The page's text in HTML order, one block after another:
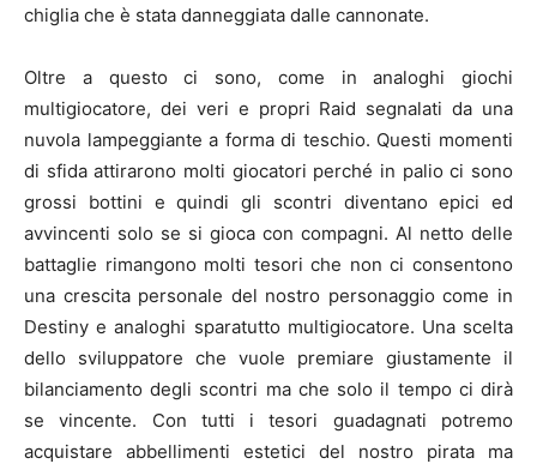
chiglia che è stata danneggiata dalle cannonate.
Oltre a questo ci sono, come in analoghi giochi
multigiocatore, dei veri e propri Raid segnalati da una
nuvola lampeggiante a forma di teschio. Questi momenti
di sfida attirarono molti giocatori perché in palio ci sono
grossi bottini e quindi gli scontri diventano epici ed
avvincenti solo se si gioca con compagni. Al netto delle
battaglie rimangono molti tesori che non ci consentono
una crescita personale del nostro personaggio come in
Destiny e analoghi sparatutto multigiocatore. Una scelta
dello sviluppatore che vuole premiare giustamente il
bilanciamento degli scontri ma che solo il tempo ci dirà
se vincente. Con tutti i tesori guadagnati potremo
acquistare abbellimenti estetici del nostro pirata ma